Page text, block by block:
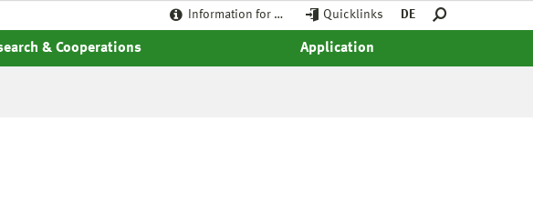
Information for … Quicklinks DE
& Cooperations Application